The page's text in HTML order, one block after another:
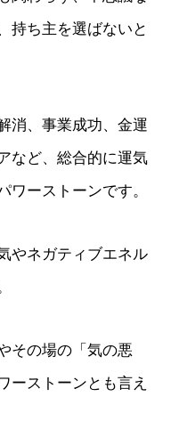
持ち主を選ばないと
消、事業成功、金運
など、総合的に運気
ワーストーンです。
やネガティブエネル
その場の「気の悪
ーストーンとも言え